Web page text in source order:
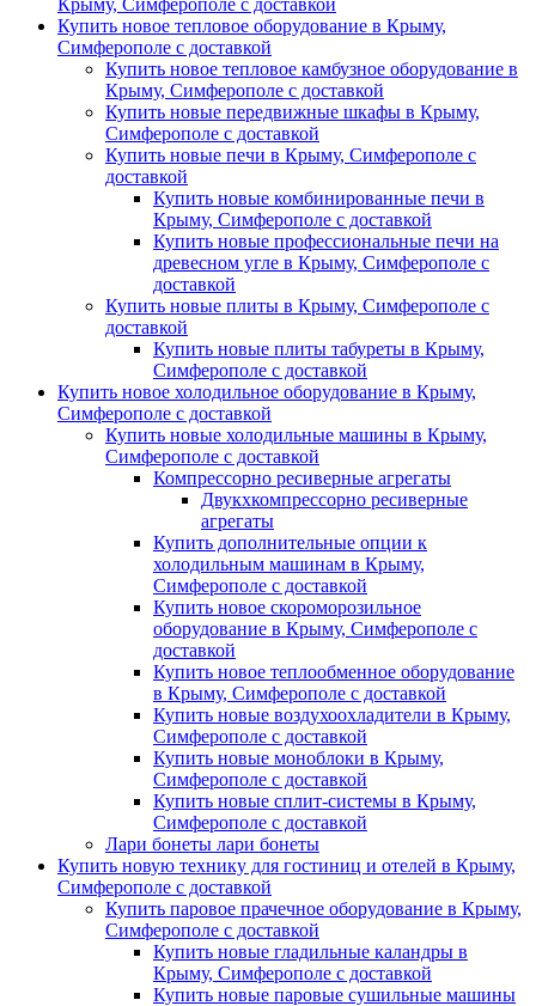
Крыму, Симферополе с доставкой
Купить новое тепловое оборудование в Крыму,
Симферополе с доставкой
Купить новое тепловое камбузное оборудование в
Крыму, Симферополе с доставкой
Купить новые передвижные шкафы в Крыму,
Симферополе с доставкой
Купить новые печи в Крыму, Симферополе с
доставкой
Купить новые комбинированные печи в
Крыму, Симферополе с доставкой
Купить новые профессиональные печи на
древесном угле в Крыму, Симферополе с
доставкой
Купить новые плиты в Крыму, Симферополе с
доставкой
Купить новые плиты табуреты в Крыму,
Симферополе с доставкой
Купить новое холодильное оборудование в Крыму,
Симферополе с доставкой
Купить новые холодильные машины в Крыму,
Симферополе с доставкой
Компрессорно ресиверные агрегаты
Двукхкомпрессорно ресиверные
агрегаты
Купить дополнительные опции к
холодильным машинам в Крыму,
Симферополе с доставкой
Купить новое скороморозильное
оборудование в Крыму, Симферополе с
доставкой
Купить новое теплообменное оборудование
в Крыму, Симферополе с доставкой
Купить новые воздухоохладители в Крыму,
Симферополе с доставкой
Купить новые моноблоки в Крыму,
Симферополе с доставкой
Купить новые сплит-системы в Крыму,
Симферополе с доставкой
Лари бонеты лари бонеты
Купить новую технику для гостиниц и отелей в Крыму,
Симферополе с доставкой
Купить паровое прачечное оборудование в Крыму,
Симферополе с доставкой
Купить новые гладильные каландры в
Крыму, Симферополе с доставкой
Купить новые паровые сушильные машины